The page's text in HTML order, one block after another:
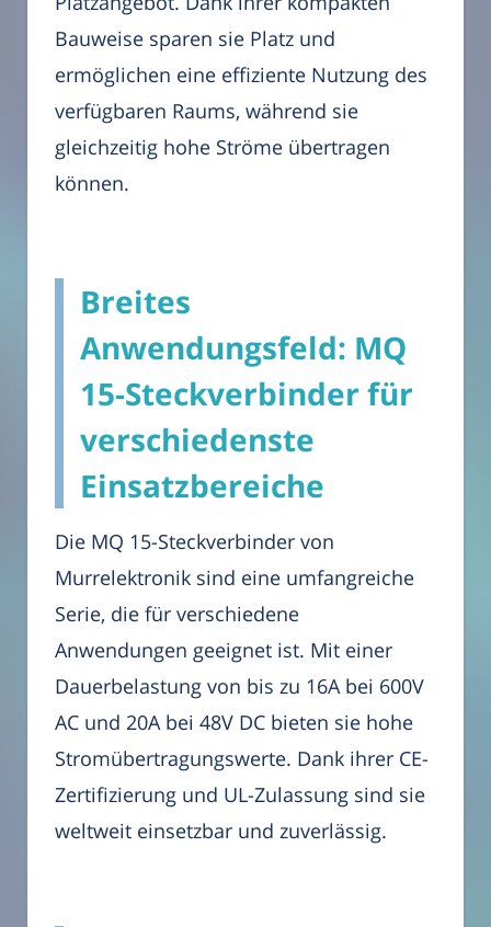
Bauweise sparen sie Platz und
ermöglichen eine effiziente Nutzung des
verfügbaren Raums, während sie
gleichzeitig hohe Ströme übertragen
können.
Breites
Anwendungsfeld: MQ
15-Steckverbinder für
verschiedenste
Einsatzbereiche
Die MQ 15-Steckverbinder von
Murrelektronik sind eine umfangreiche
Serie, die für verschiedene
Anwendungen geeignet ist. Mit einer
Dauerbelastung von bis zu 16A bei 600V
AC und 20A bei 48V DC bieten sie hohe
Stromübertragungswerte. Dank ihrer CE-
Zertifizierung und UL-Zulassung sind sie
weltweit einsetzbar und zuverlässig.